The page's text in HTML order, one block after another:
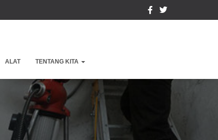
ALAT TENTANG KITA